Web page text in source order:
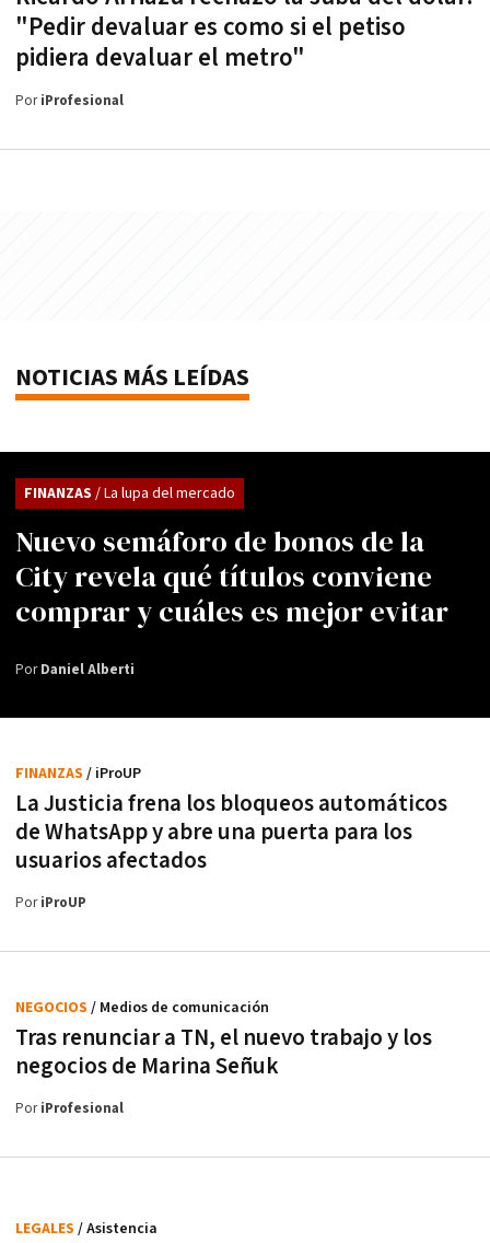
"Pedir devaluar es como si el petiso
pidiera devaluar el metro"
PoriProfesional
NOTICIAS MÁS LEÍDAS
Nuevo semáforo de bonos de la
City revela qué títulos conviene
comprar y cuáles es mejor evitar
FINANZAS / La lupa del mercado
PorDaniel Alberti
La Justicia frena los bloqueos automáticos
de WhatsApp y abre una puerta para los
usuarios afectados
FINANZAS / iProUP
PoriProUP
Tras renunciar a TN, el nuevo trabajo y los
negocios de Marina Señuk
NEGOCIOS / Medios de comunicación
PoriProfesional
LEGALES / Asistencia